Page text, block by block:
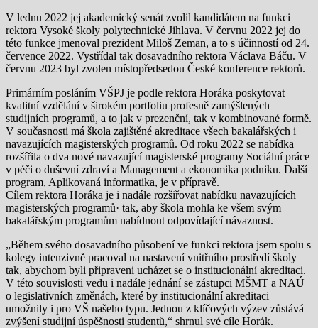
V lednu 2022 jej akademický senát zvolil kandidátem na funkci
rektora Vysoké školy polytechnické Jihlava. V červnu 2022 jej do
této funkce jmenoval prezident Miloš Zeman, a to s účinností od 24.
července 2022. Vystřídal tak dosavadního rektora Václava Báču. V
červnu 2023 byl zvolen místopředsedou České konference rektorů.
Primárním posláním VŠPJ je podle rektora Horáka poskytovat
kvalitní vzdělání v širokém portfoliu profesně zamýšlených
studijních programů, a to jak v prezenční, tak v kombinované formě.
V současnosti má škola zajištěné akreditace všech bakalářských i
navazujících magisterských programů. Od roku 2022 se nabídka
rozšířila o dva nové navazující magisterské programy Sociální práce
v péči o duševní zdraví a Management a ekonomika podniku. Další
program, Aplikovaná informatika, je v přípravě.
Cílem rektora Horáka je i nadále rozšiřovat nabídku navazujících
magisterských programů· tak, aby škola mohla ke všem svým
bakalářským programům nabídnout odpovídající návaznost.
„Během svého dosavadního působení ve funkci rektora jsem spolu s
kolegy intenzivně pracoval na nastavení vnitřního prostředí školy
tak, abychom byli připraveni ucházet se o institucionální akreditaci.
V této souvislosti vedu i nadále jednání se zástupci MŠMT a NAÚ
o legislativních změnách, které by institucionální akreditaci
umožnily i pro VŠ našeho typu. Jednou z klíčových výzev zůstává
zvýšení studijní úspěšnosti studentů,“ shrnul své cíle Horák.